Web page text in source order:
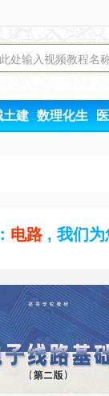
土建 数理化生
电路 , 我们为